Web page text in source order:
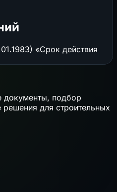
«Срок действия
подбор
для строительных